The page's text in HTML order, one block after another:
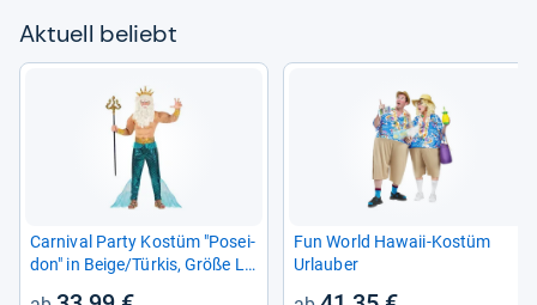
Aktu­ell beliebt
Car­ni­val Party Kostüm "Posei­
don" in Beige/Tür­kis, Größe L
Fun World Hawaii-​Kostüm
Urlau­ber